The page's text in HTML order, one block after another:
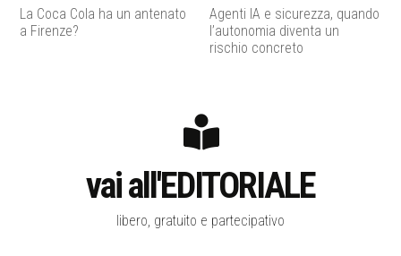
La Coca Cola ha un antenato
a Firenze?
Agenti IA e sicurezza, quando
l’autonomia diventa un
rischio concreto
vai all'EDITORIALE
libero, gratuito e partecipativo